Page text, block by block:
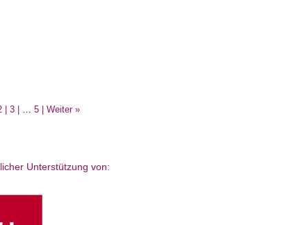
| Seite
3| Seite
5| Weiter »
Unterstützung von: